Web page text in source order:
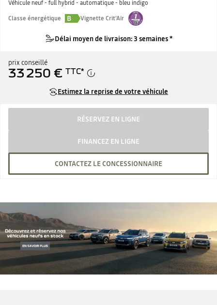
Véhicule neuf - full hybrid - automatique - bleu indigo
Classe énergétique
B Vignette Crit'Air
Délai moyen de livraison: 3 semaines *
prix conseillé
33 250 € TTC*
Estimez la reprise de votre véhicule
RÉSERVEZ EN LIGNE
FINANCEZ EN LIGNE
CONTACTEZ LE CONCESSIONNAIRE